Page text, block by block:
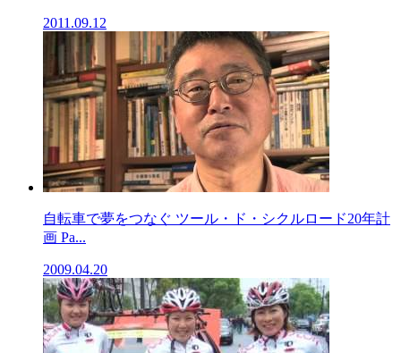
2011.09.12
自転車で夢をつなぐ ツール・ド・シクルロード20年計
画 Pa...
2009.04.20